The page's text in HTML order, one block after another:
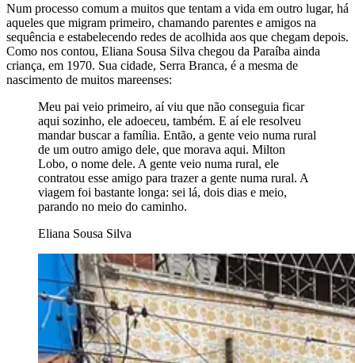
Num processo comum a muitos que tentam a vida em outro lugar, há
aqueles que migram primeiro, chamando parentes e amigos na
sequência e estabelecendo redes de acolhida aos que chegam depois.
Como nos contou, Eliana Sousa Silva chegou da Paraíba ainda
criança, em 1970. Sua cidade, Serra Branca, é a mesma de
nascimento de muitos mareenses:
Meu pai veio primeiro, aí viu que não conseguia ficar
aqui sozinho, ele adoeceu, também. E aí ele resolveu
mandar buscar a família. Então, a gente veio numa rural
de um outro amigo dele, que morava aqui. Milton
Lobo, o nome dele. A gente veio numa rural, ele
contratou esse amigo para trazer a gente numa rural. A
viagem foi bastante longa: sei lá, dois dias e meio,
parando no meio do caminho.
Eliana Sousa Silva